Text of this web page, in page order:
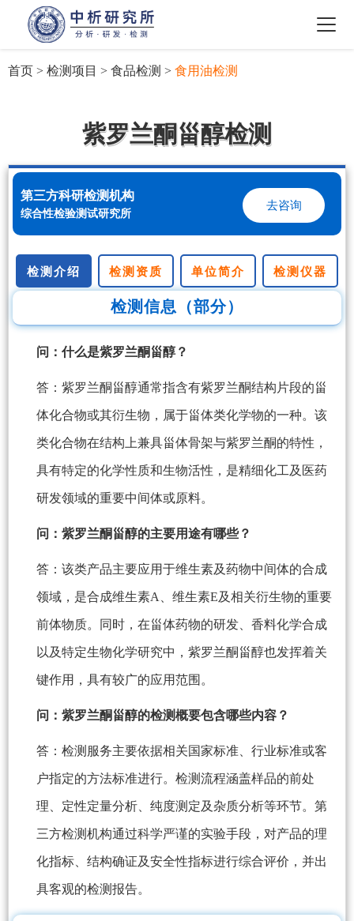
首页 > 检测项目 > 食品检测 > 食用油检测
紫罗兰酮甾醇检测
第三方科研检测机构
综合性检验测试研究所
去咨询
检测介绍 检测资质 单位简介 检测仪器
检测信息（部分）
问：什么是紫罗兰酮甾醇？
答：紫罗兰酮甾醇通常指含有紫罗兰酮结构片段的甾
体化合物或其衍生物，属于甾体类化学物的一种。该
类化合物在结构上兼具甾体骨架与紫罗兰酮的特性，
具有特定的化学性质和生物活性，是精细化工及医药
研发领域的重要中间体或原料。
问：紫罗兰酮甾醇的主要用途有哪些？
答：该类产品主要应用于维生素及药物中间体的合成
领域，是合成维生素A、维生素E及相关衍生物的重要
前体物质。同时，在甾体药物的研发、香料化学合成
以及特定生物化学研究中，紫罗兰酮甾醇也发挥着关
键作用，具有较广的应用范围。
问：紫罗兰酮甾醇的检测概要包含哪些内容？
答：检测服务主要依据相关国家标准、行业标准或客
户指定的方法标准进行。检测流程涵盖样品的前处
理、定性定量分析、纯度测定及杂质分析等环节。第
三方检测机构通过科学严谨的实验手段，对产品的理
化指标、结构确证及安全性指标进行综合评价，并出
具客观的检测报告。